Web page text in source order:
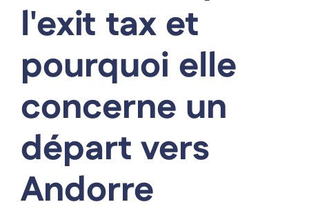
l'exit tax et
pourquoi elle
concerne un
départ vers
Andorre